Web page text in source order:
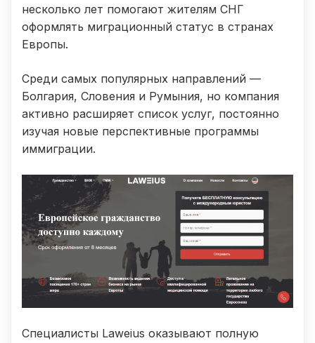
несколько лет помогают жителям СНГ
оформлять миграционный статус в странах
Европы.
Среди самых популярных направлений —
Болгария, Словения и Румыния, но компания
активно расширяет список услуг, постоянно
изучая новые перспективные программы
иммиграции.
Специалисты Laweius оказывают полную